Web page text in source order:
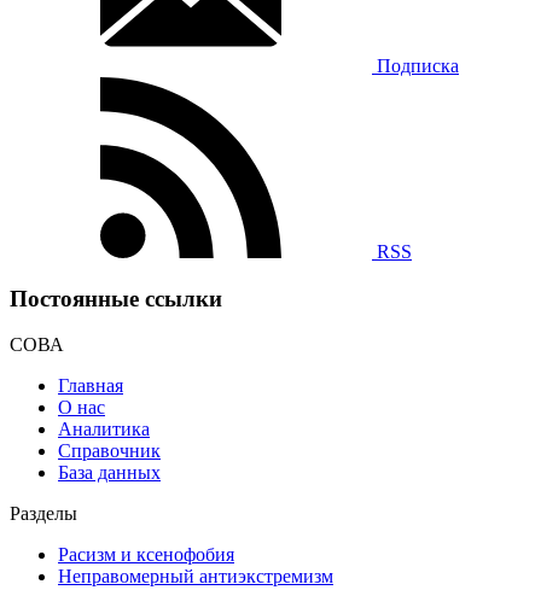
Подписка
RSS
Постоянные ссылки
СОВА
Главная
О нас
Аналитика
Справочник
База данных
Разделы
Расизм и ксенофобия
Неправомерный антиэкстремизм